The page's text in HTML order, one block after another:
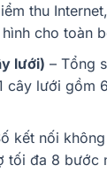
thu
cho toàn
lưới) – Tổng
cây lưới gồm
kết nối
tối đa 8 bước